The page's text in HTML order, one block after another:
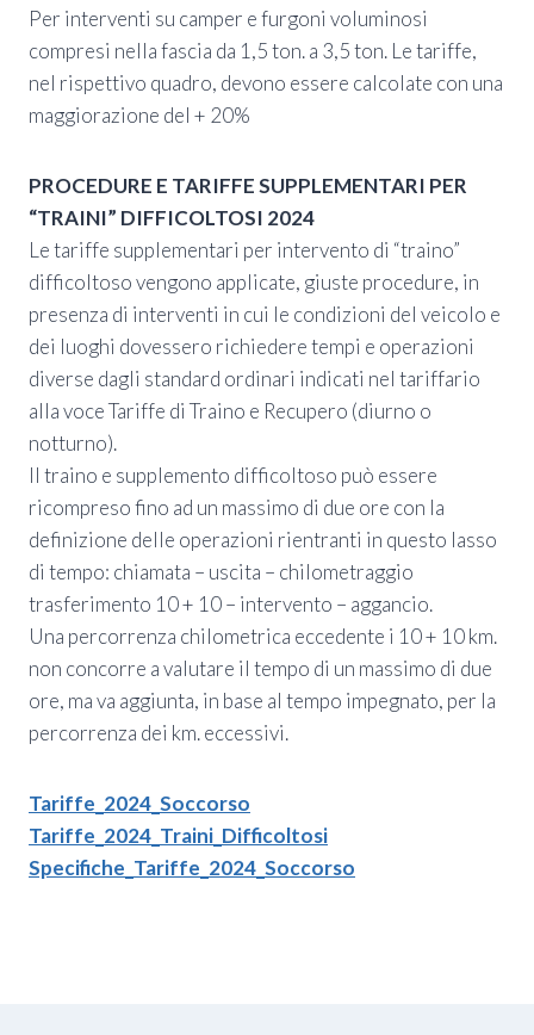
Per interventi su camper e furgoni voluminosi
compresi nella fascia da 1,5 ton. a 3,5 ton. Le tariffe,
nel rispettivo quadro, devono essere calcolate con una
maggiorazione del + 20%
PROCEDURE E TARIFFE SUPPLEMENTARI PER
“TRAINI” DIFFICOLTOSI 2024
Le tariffe supplementari per intervento di “traino”
difficoltoso vengono applicate, giuste procedure, in
presenza di interventi in cui le condizioni del veicolo e
dei luoghi dovessero richiedere tempi e operazioni
diverse dagli standard ordinari indicati nel tariffario
alla voce Tariffe di Traino e Recupero (diurno o
notturno).
Il traino e supplemento difficoltoso può essere
ricompreso fino ad un massimo di due ore con la
definizione delle operazioni rientranti in questo lasso
di tempo: chiamata – uscita – chilometraggio
trasferimento 10 + 10 – intervento – aggancio.
Una percorrenza chilometrica eccedente i 10 + 10 km.
non concorre a valutare il tempo di un massimo di due
ore, ma va aggiunta, in base al tempo impegnato, per la
percorrenza dei km. eccessivi.
Tariffe_2024_Soccorso
Tariffe_2024_Traini_Difficoltosi
Specifiche_Tariffe_2024_Soccorso